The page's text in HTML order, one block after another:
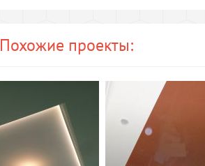
Похожие проекты: